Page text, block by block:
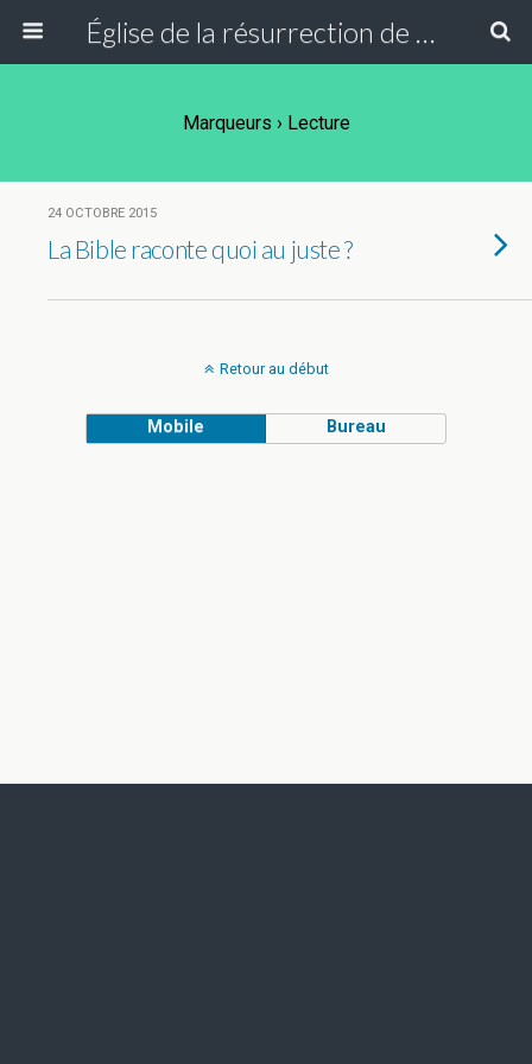
Église de la résurrection de Paris
Marqueurs › Lecture
24 OCTOBRE 2015
La Bible raconte quoi au juste ?
Retour au début
Mobile Bureau